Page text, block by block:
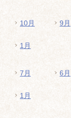
10月 9月
1月
7月 6月
1月